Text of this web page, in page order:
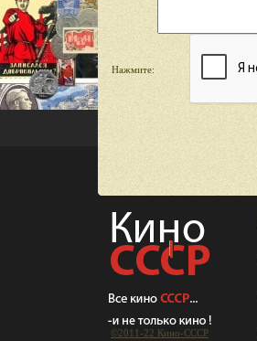
Нажмите:
©2011-22 Кино-СCCР